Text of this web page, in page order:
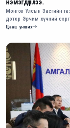
нэмэгдүүллээ.
Монгол Улсын Засгийн
дотор Эрчим хүчний
суурилагдсан хүчин
Цааш унших